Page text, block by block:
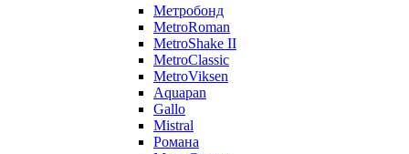
Метробонд
MetroRoman
MetroShake II
MetroClassic
MetroViksen
Aquapan
Gallo
Mistral
Романа